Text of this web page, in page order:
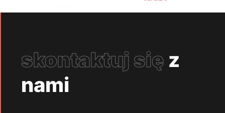
skontaktuj się z
nami